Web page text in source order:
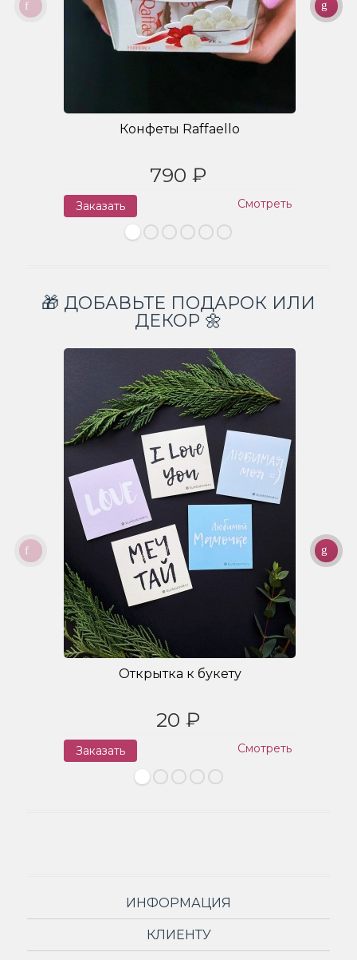
Конфеты Raffaello
790 ₽
Заказать Смотреть
🎁 ДОБАВЬТЕ ПОДАРОК ИЛИ
ДЕКОР 🌼
Открытка к букету
20 ₽
Заказать Смотреть
ИНФОРМАЦИЯ
КЛИЕНТУ